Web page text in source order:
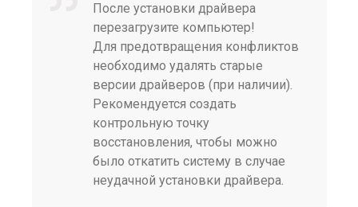
После установки драйвера
перезагрузите компьютер!
Для предотвращения конфликтов
необходимо удалять старые
версии драйверов (при наличии).
Рекомендуется создать
контрольную точку
восстановления, чтобы можно
было откатить систему в случае
неудачной установки драйвера.